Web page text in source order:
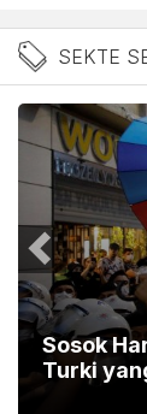
Berita
SEKTE
Sosok
Turki